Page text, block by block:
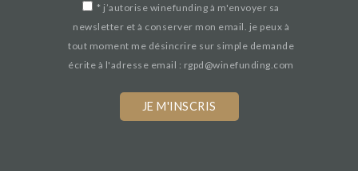
* j’autorise winefunding à m'envoyer sa
newsletter et à conserver mon email. je peux à
tout moment me désincrire sur simple demande
écrite à l'adresse email : rgpd@winefunding.com